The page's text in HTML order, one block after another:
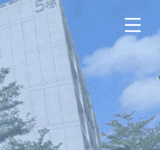
LED PERSONALIZADAS